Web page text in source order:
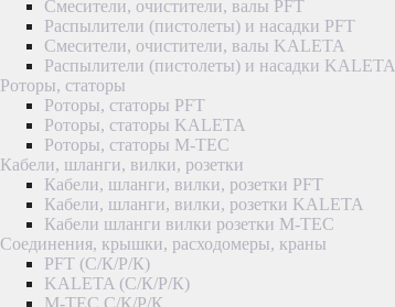
Смесители, очистители, валы PFT
Распылители (пистолеты) и насадки PFT
Смесители, очистители, валы KALETA
Распылители (пистолеты) и насадки KALETA
Роторы, статоры
Роторы, статоры PFT
Роторы, статоры KALETA
Роторы, статоры M-TEC
Кабели, шланги, вилки, розетки
Кабели, шланги, вилки, розетки PFT
Кабели, шланги, вилки, розетки KALETA
Кабели шланги вилки розетки M-TEC
Соединения, крышки, расходомеры, краны
PFT (С/К/Р/К)
KALETA (С/К/Р/К)
M-TEC С/К/Р/К